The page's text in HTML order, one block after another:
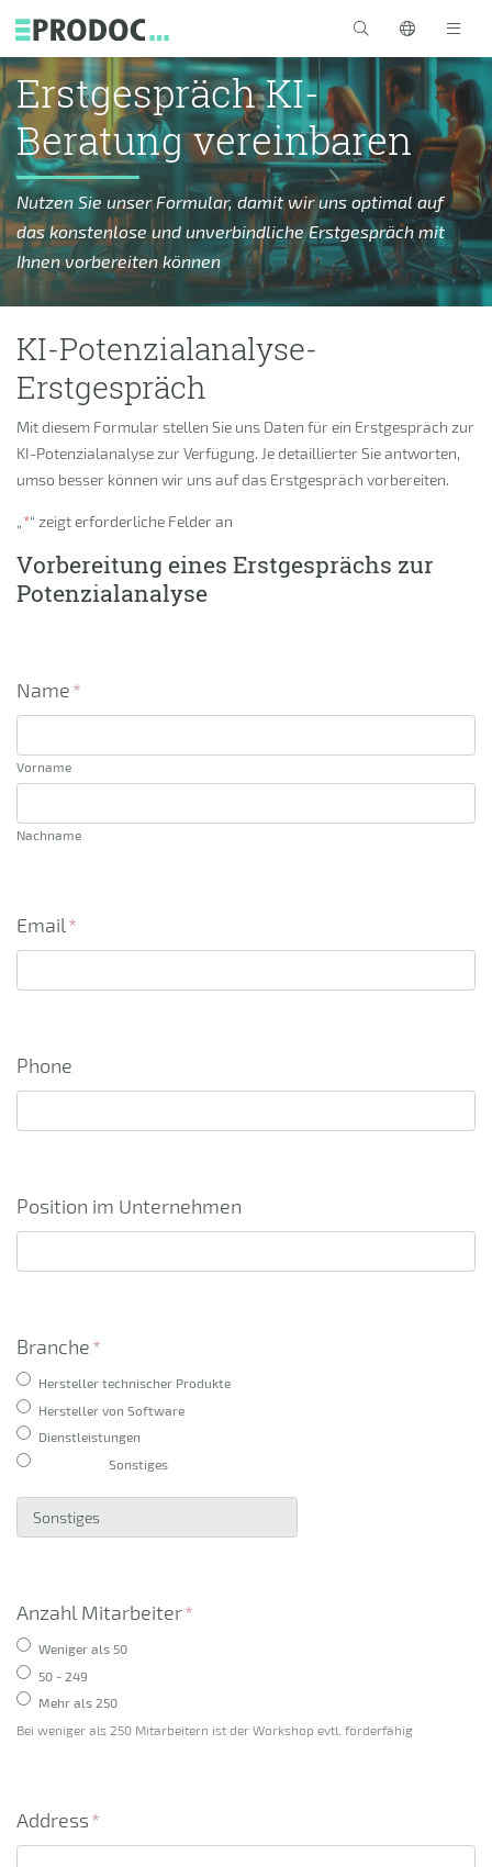
Erstgespräch KI-
Beratung vereinbaren
Nutzen Sie unser Formular, damit wir uns optimal auf
das konstenlose und unverbindliche Erstgespräch mit
Ihnen vorbereiten können
KI-Potenzialanalyse-
Erstgespräch
Mit diesem Formular stellen Sie uns Daten für ein Erstgespräch zur
KI-Potenzialanalyse zur Verfügung. Je detaillierter Sie antworten,
umso besser können wir uns auf das Erstgespräch vorbereiten.
*“ zeigt erforderliche Felder an
Vorbereitung eines Erstgesprächs zur
Potenzialanalyse
Name*
Vorname
Nachname
Email*
Phone
Position im Unternehmen
Branche*
Hersteller technischer Produkte
Hersteller von Software
Dienstleistungen
Sonstiges
Anzahl Mitarbeiter*
Weniger als 50
50 - 249
Mehr als 250
Bei weniger als 250 Mitarbeitern ist der Workshop evtl. förderfähig
Address*